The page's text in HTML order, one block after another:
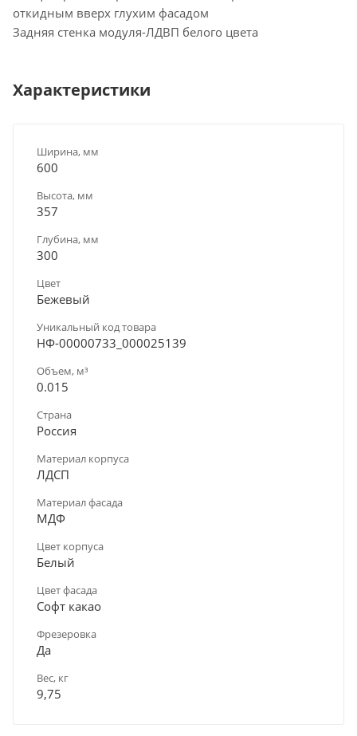
откидным вверх глухим фасадом
Задняя стенка модуля-ЛДВП белого цвета
Характеристики
Ширина, мм
600
Высота, мм
357
Глубина, мм
300
Цвет
Бежевый
Уникальный код товара
НФ-00000733_000025139
Объем, м³
0.015
Страна
Россия
Материал корпуса
ЛДСП
Материал фасада
МДФ
Цвет корпуса
Белый
Цвет фасада
Софт какао
Фрезеровка
Да
Вес, кг
9,75